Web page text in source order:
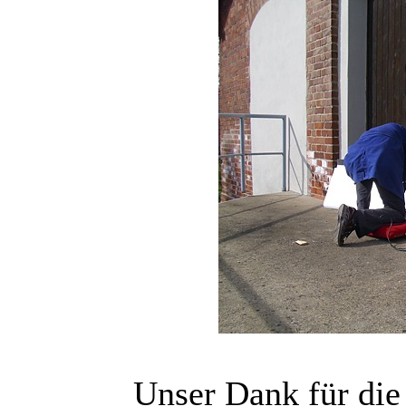
Unser Dank für